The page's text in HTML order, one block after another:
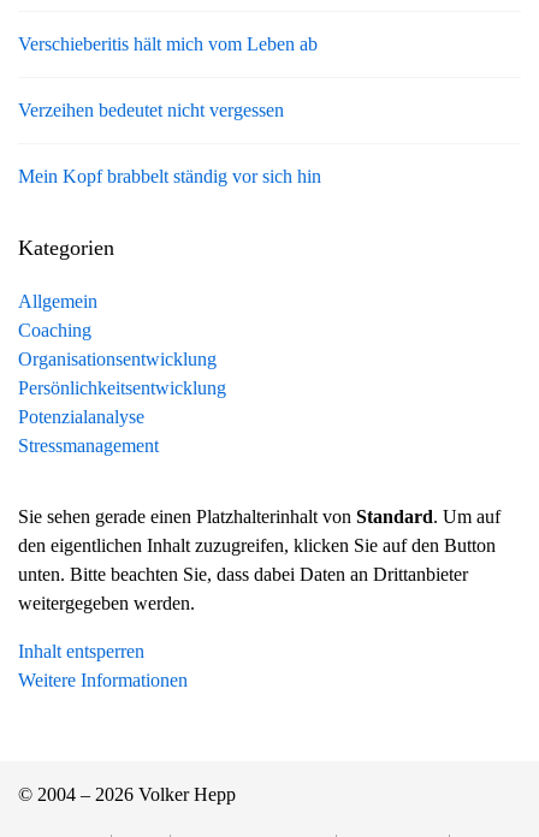
Verschieberitis hält mich vom Leben ab
Verzeihen bedeutet nicht vergessen
Mein Kopf brabbelt ständig vor sich hin
Kategorien
Allgemein
Coaching
Organisationsentwicklung
Persönlichkeitsentwicklung
Potenzialanalyse
Stressmanagement
Sie sehen gerade einen Platzhalterinhalt von Standard. Um auf
den eigentlichen Inhalt zuzugreifen, klicken Sie auf den Button
unten. Bitte beachten Sie, dass dabei Daten an Drittanbieter
weitergegeben werden.
Inhalt entsperren
Weitere Informationen
© 2004 – 2026 Volker Hepp